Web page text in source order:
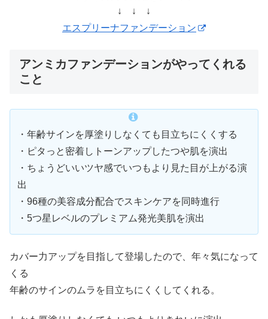
↓ ↓ ↓
エスプリーナファンデーション
アンミカファンデーションがやってくれる
こと
・年齢サインを厚塗りしなくても目立ちにくくする
・ピタっと密着しトーンアップしたつや肌を演出
・ちょうどいいツヤ感でいつもより見た目が上がる演
出
・96種の美容成分配合でスキンケアを同時進行
・5つ星レベルのプレミアム発光美肌を演出
カバー力アップを目指して登場したので、年々気になって
くる
年齢のサインのムラを目立ちにくくしてくれる。